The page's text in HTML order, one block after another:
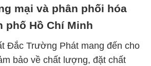
mại và phân phối hóa
phố Hồ Chí Minh
Đắc Trường Phát mang đến cho
bảo về chất lượng, đặt chất